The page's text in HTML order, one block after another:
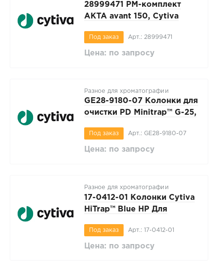
28999471 PM-комплект
AKTA avant 150, Cytiva
Цена: по запросу
Под заказ Арт.: 28999471
Разное для хроматографии
GE28-9180-07 Колонки для
очистки PD Minitrap™ G-25,
Цена: по запросу
Под заказ Арт.: GE28-9180-07
Разное для хроматографии
17-0412-01 Колонки Cytiva
HiTrap™ Blue HP Для
Cytiva
Цена: по запросу
Под заказ Арт.: 17-0412-01